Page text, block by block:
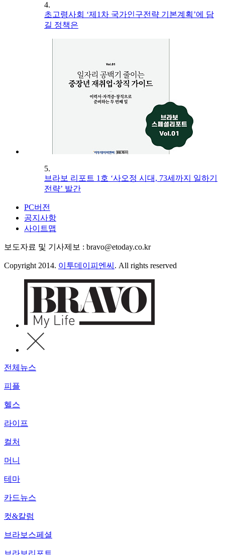
4.
초고령사회 ‘제1차 국가인구전략 기본계획’에 담
길 정책은
5.
브라보 리포트 1호 ‘사오정 시대, 73세까지 일하기
전략’ 발간
PC버전
공지사항
사이트맵
보도자료 및 기사제보 : bravo@etoday.co.kr
Copyright 2014. 이투데이피엔씨 . All rights reserved
전체뉴스
피플
헬스
라이프
컬처
머니
테마
카드뉴스
컷&칼럼
브라보스페셜